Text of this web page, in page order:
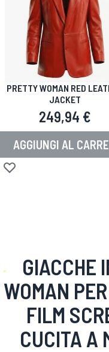
PRETTY WOMAN RED
JACKET
249,94 €
AGGIUNGI AL
Aggiungi alla lista desideri
GIACCHE
WOMAN
FILM
CUCITA A